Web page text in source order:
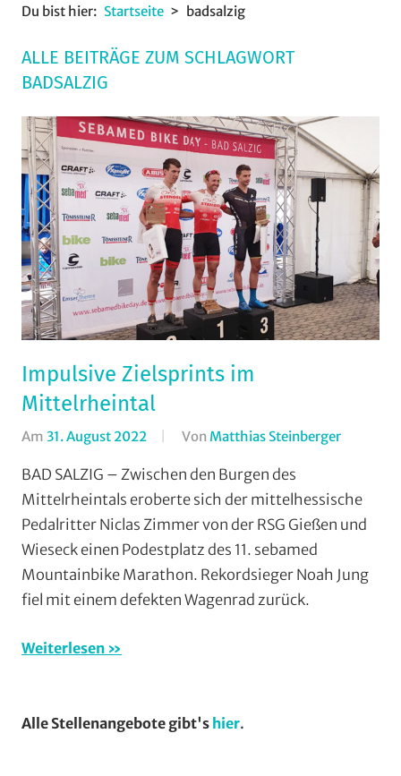
Du bist hier: Startseite badsalzig
ALLE BEITRÄGE ZUM SCHLAGWORT
BADSALZIG
Impulsive Zielsprints im
Mittelrheintal
Am 31. August 2022 Von Matthias Steinberger
Bieber
RSG
BAD SALZIG – Zwischen den Burgen des
Mittelrheintals eroberte sich der mittelhessische
Pedalritter Niclas Zimmer von der RSG Gießen und
Wieseck einen Podestplatz des 11. sebamed
Mountainbike Marathon. Rekordsieger Noah Jung
fiel mit einem defekten Wagenrad zurück.
Weiterlesen
Alle Stellenangebote gibt's hier.